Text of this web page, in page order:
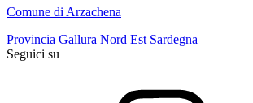
Comune di Arzachena
Provincia Gallura Nord Est Sardegna
Seguici su